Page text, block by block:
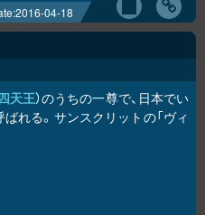
2016-04-18
天王）のうちの一尊で、日本でい
ばれる。サンスクリットの「ヴィ